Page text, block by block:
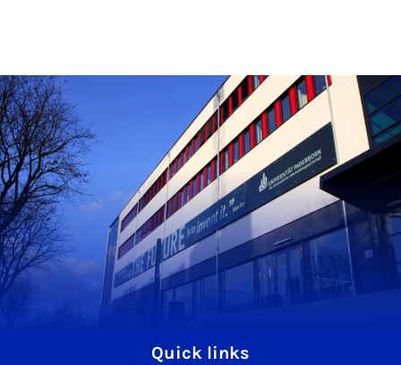
Quick links